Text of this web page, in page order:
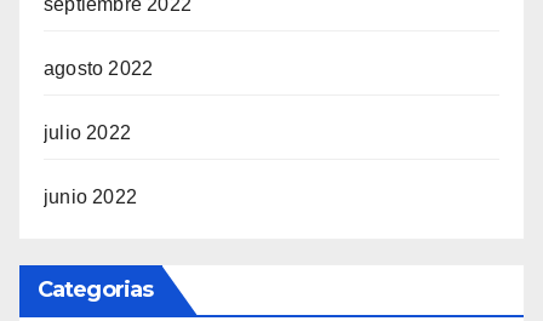
agosto 2022
julio 2022
junio 2022
Categorias